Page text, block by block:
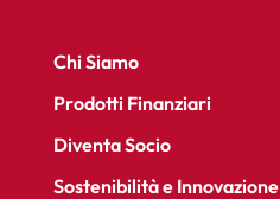
Chi Siamo
Prodotti Finanziari
Diventa Socio
Sostenibilità e Innovazione